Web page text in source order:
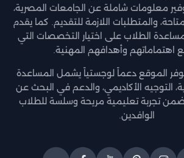
معلومات شاملة عن الجامعات المصرية،
والمتطلبات اللازمة للتقديم. كما يقدم
الطلاب على اختيار التخصصات التي
اهتماماتهم وأهدافهم المهنية.
يوفر الموقع دعماً لوجستياً يشمل المساعدة
التوجيه الأكاديمي، والدعم في البحث عن
تجربة تعليمية مريحة وسلسة للطلاب
الوافدين.